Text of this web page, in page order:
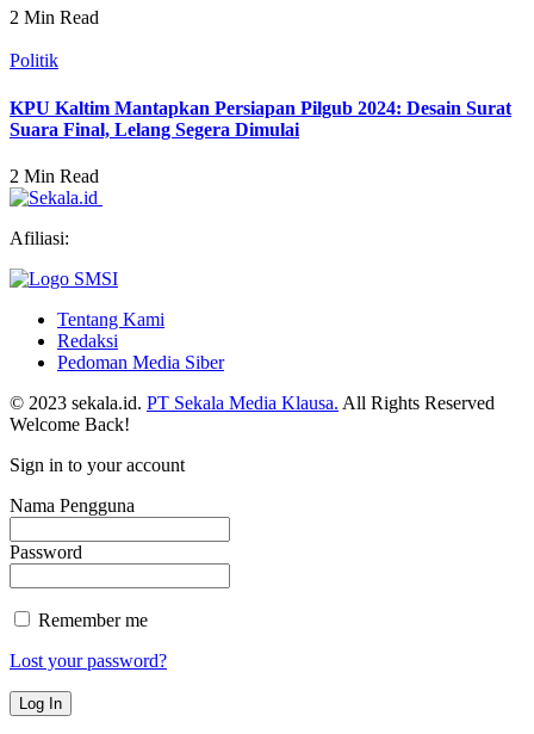
2 Min Read
Politik
KPU Kaltim Mantapkan Persiapan Pilgub 2024: Desain Surat
Suara Final, Lelang Segera Dimulai
2 Min Read
Afiliasi:
Tentang Kami
Redaksi
Pedoman Media Siber
© 2023 sekala.id. PT Sekala Media Klausa. All Rights Reserved
Welcome Back!
Sign in to your account
Nama Pengguna
Password
Remember me
Lost your password?